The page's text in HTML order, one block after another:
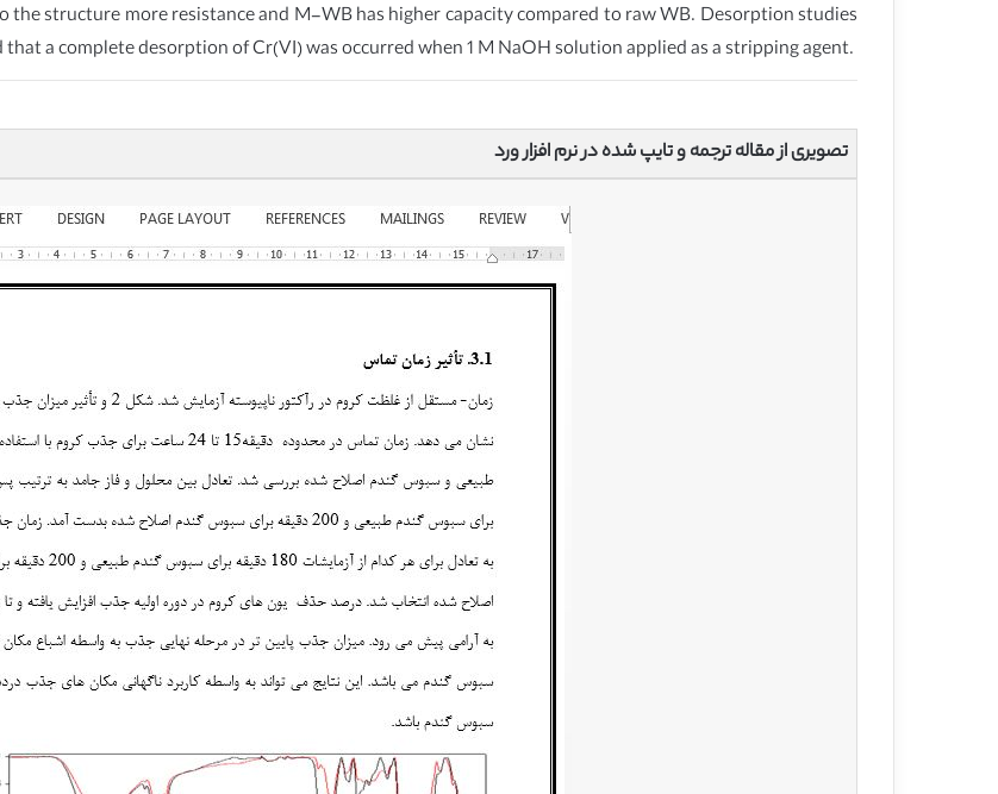
structure more resistance and M-WB has higher capacity compared to raw WB. Desorption studies
a complete desorption of Cr(VI) was occurred when 1 M NaOH solution applied as a stripping agent.
تصویری از مقاله ترجمه و تایپ شده در نرم افزار ورد